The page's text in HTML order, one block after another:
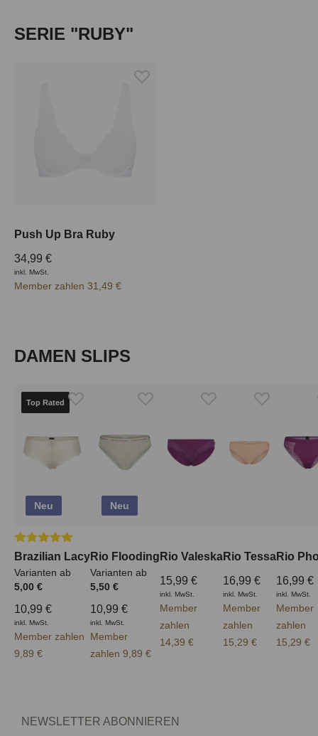
Produktgalerie überspringen
SERIE "RUBY"
Push Up Bra Ruby
34,99 €
inkl. MwSt.
Member zahlen 31,49 €
Produktgalerie überspringen
DAMEN SLIPS
Top Rated
Neu
Durchschnittliche Bewertung von 5 von 5 Sternen
Brazilian Lacy
Varianten ab
5,00 €
10,99 €
inkl. MwSt.
Member zahlen
9,89 €
Neu
Rio Flooding
Varianten ab
5,50 €
10,99 €
inkl. MwSt.
Member
zahlen 9,89 €
Rio Valeska
15,99 €
inkl. MwSt.
Member
zahlen
14,39 €
Rio Tessa
16,99 €
inkl. MwSt.
Member
zahlen
15,29 €
Rio
16,99 €
inkl. MwSt.
Member
zahlen
15,29 €
NEWSLETTER ABONNIEREN